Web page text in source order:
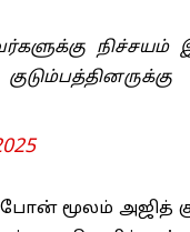
மூலம் அஜித்